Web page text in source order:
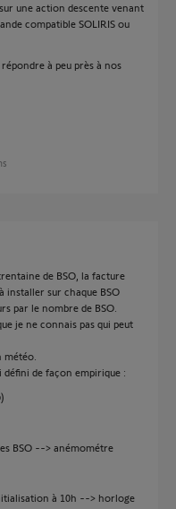
une action descente venant
compatible SOLIRIS ou
à peu près à nos
de BSO, la facture
installer sur chaque BSO
par le nombre de BSO.
je ne connais pas qui peut
météo.
de façon empirique :
BSO --> anémométre
à 10h --> horloge